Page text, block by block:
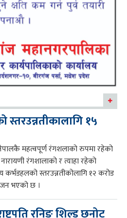
स्तरउन्नतीकालागि १५
महत्वपूर्ण रंगशलाको रुपमा रहेको
रंगशालाको र त्याहा रहेको
कर्भडहलको स्तरउन्नतीकोलागि १२ करोड
भएको छ ।
रनिङ शिल्ड छनोट